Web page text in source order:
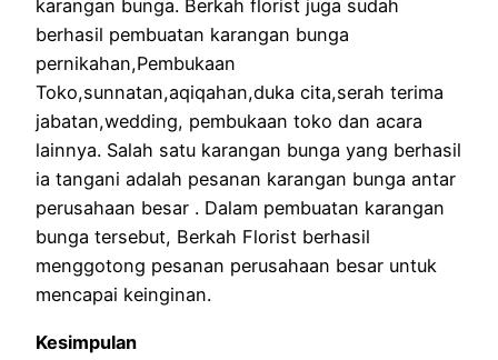
karangan bunga. Berkah florist juga sudah
berhasil pembuatan karangan bunga
pernikahan,Pembukaan
Toko,sunnatan,aqiqahan,duka cita,serah terima
jabatan,wedding, pembukaan toko dan acara
lainnya. Salah satu karangan bunga yang berhasil
ia tangani adalah pesanan karangan bunga antar
perusahaan besar . Dalam pembuatan karangan
bunga tersebut, Berkah Florist berhasil
menggotong pesanan perusahaan besar untuk
mencapai keinginan.
Kesimpulan